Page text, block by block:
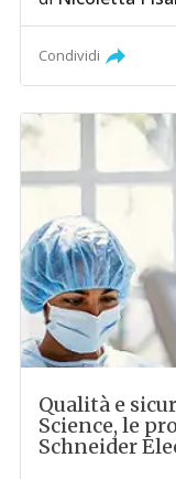
Condividi
Qualità e
Science, le
Schneider